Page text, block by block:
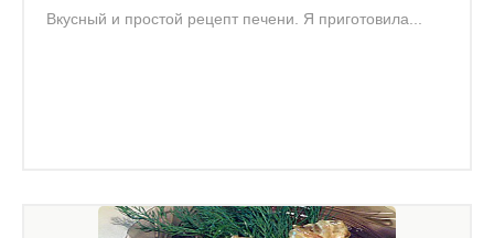
Вкусный и простой рецепт печени. Я приготовила...